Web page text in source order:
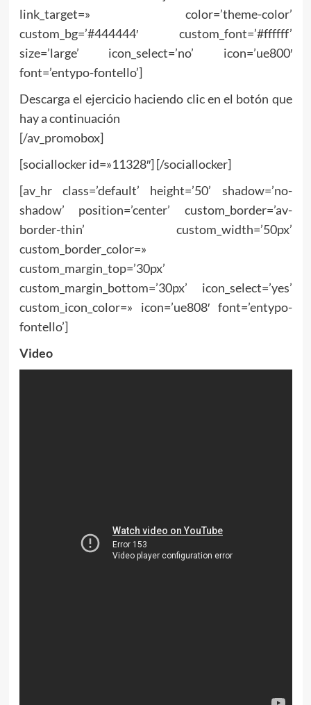
link_target=» color=’theme-color’
custom_bg=’#444444′ custom_font=’#ffffff’
size=’large’ icon_select=’no’ icon=’ue800′
font=’entypo-fontello’]
Descarga el ejercicio haciendo clic en el botón que
hay a continuación
[/av_promobox]
[sociallocker id=»11328″] [/sociallocker]
[av_hr class=’default’ height=’50’ shadow=’no-
shadow’ position=’center’ custom_border=’av-
border-thin’ custom_width=’50px’
custom_border_color=»
custom_margin_top=’30px’
custom_margin_bottom=’30px’ icon_select=’yes’
custom_icon_color=» icon=’ue808′ font=’entypo-
fontello’]
Video